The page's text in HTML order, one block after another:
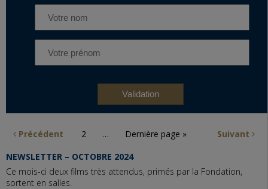
Précédent 2 … Suivant
Dernière page »
NEWSLETTER – OCTOBRE 2024
Ce mois-ci deux films très attendus, primés par la Fondation,
sortent en salles.